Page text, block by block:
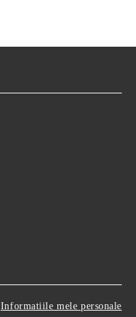
Informatiile mele personale